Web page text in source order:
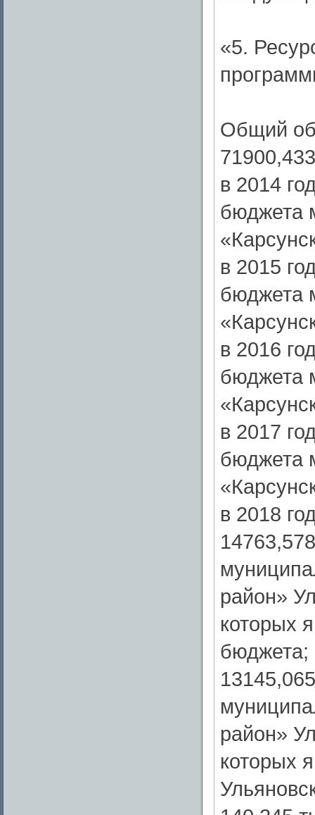
«5.
Общий
в 2014
бюджета
в 2015
бюджета
в 2016
бюджета
в 2017
бюджета
в 2018
район»
которых
бюджета;
район»
которых